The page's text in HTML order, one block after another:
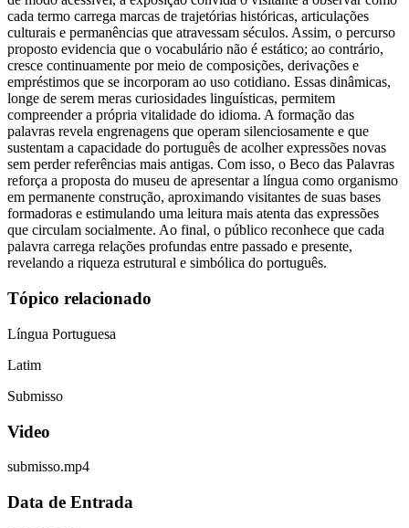
cada termo carrega marcas de trajetórias históricas, articulações
culturais e permanências que atravessam séculos. Assim, o percurso
proposto evidencia que o vocabulário não é estático; ao contrário,
cresce continuamente por meio de composições, derivações e
empréstimos que se incorporam ao uso cotidiano. Essas dinâmicas,
longe de serem meras curiosidades linguísticas, permitem
compreender a própria vitalidade do idioma. A formação das
palavras revela engrenagens que operam silenciosamente e que
sustentam a capacidade do português de acolher expressões novas
sem perder referências mais antigas. Com isso, o Beco das Palavras
reforça a proposta do museu de apresentar a língua como organismo
em permanente construção, aproximando visitantes de suas bases
formadoras e estimulando uma leitura mais atenta das expressões
que circulam socialmente. Ao final, o público reconhece que cada
palavra carrega relações profundas entre passado e presente,
revelando a riqueza estrutural e simbólica do português.
Tópico relacionado
Língua Portuguesa
Latim
Submisso
Video
submisso.mp4
Data de Entrada